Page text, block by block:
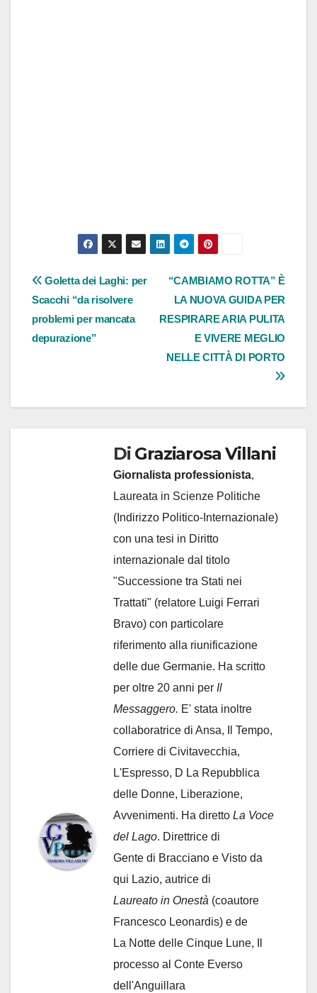
Navigazione
articoli
“CAMBIAMO ROTTA” È
LA NUOVA GUIDA PER
RESPIRARE ARIA PULITA
E VIVERE MEGLIO
NELLE CITTÀ DI PORTO
Goletta dei Laghi: per
Scacchi “da risolvere
problemi per mancata
depurazione”
Di Graziarosa Villani
Giornalista professionista,
Laureata in Scienze Politiche
(Indirizzo Politico-Internazionale)
con una tesi in Diritto
internazionale dal titolo
"Successione tra Stati nei
Trattati" (relatore Luigi Ferrari
Bravo) con particolare
riferimento alla riunificazione
delle due Germanie. Ha scritto
per oltre 20 anni per Il
Messaggero. E' stata inoltre
collaboratrice di Ansa, Il Tempo,
Corriere di Civitavecchia,
L'Espresso, D La Repubblica
delle Donne, Liberazione,
Avvenimenti. Ha diretto La Voce
del Lago. Direttrice di
Gente di Bracciano e Visto da
qui Lazio, autrice di
Laureato in Onestà (coautore
Francesco Leonardis) e de
La Notte delle Cinque Lune, Il
processo al Conte Everso
dell'Anguillara